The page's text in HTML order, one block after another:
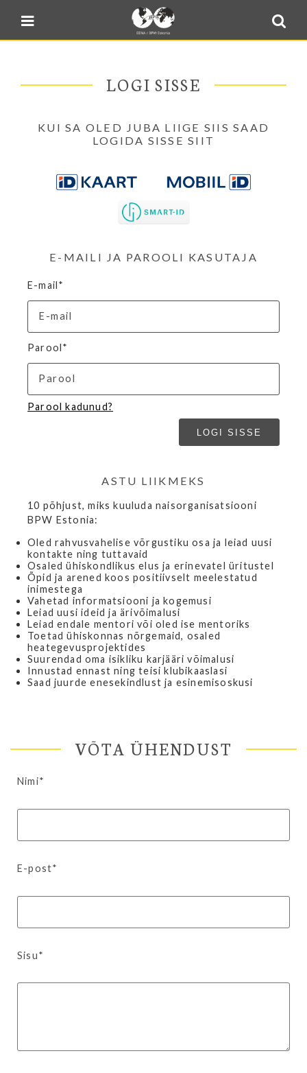
Sulge menüü
Blogi
E-pood
Minu BPW
In English
LOGI SISSE
KUI SA OLED JUBA LIIGE SIIS SAAD
LOGIDA SISSE SIIT
E-MAILI JA PAROOLI KASUTAJA
E-mail*
Parool*
Parool kadunud?
ASTU LIIKMEKS
10 põhjust, miks kuuluda naisorganisatsiooni
BPW Estonia:
Oled rahvusvahelise võrgustiku osa ja leiad uusi
kontakte ning tuttavaid
Osaled ühiskondlikus elus ja erinevatel üritustel
Õpid ja arened koos positiivselt meelestatud
inimestega
Vahetad informatsiooni ja kogemusi
Leiad uusi ideid ja ärivõimalusi
Leiad endale mentori või oled ise mentoriks
Toetad ühiskonnas nõrgemaid, osaled
heategevusprojektides
Suurendad oma isikliku karjääri võimalusi
Innustad ennast ning teisi klubikaaslasi
Saad juurde enesekindlust ja esinemisoskusi
VÕTA ÜHENDUST
Nimi*
E-post*
Sisu*